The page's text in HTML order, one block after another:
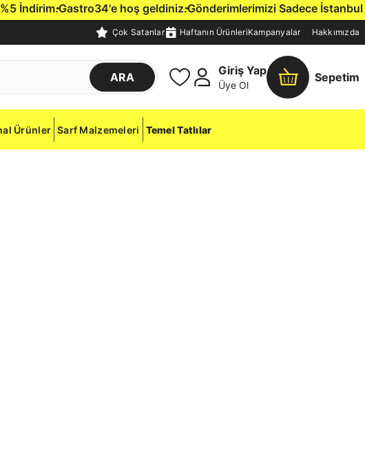
Gastro34'e hoş geldiniz.Gönderimlerimizi Sadece İstanbul
Çok Satanlar Haftanın ÜrünleriKampanyalar Hakkımızda
ARA
Giriş Yap
Üye Ol
Sepetim
Ürünler Sarf Malzemeleri Temel Tatlılar